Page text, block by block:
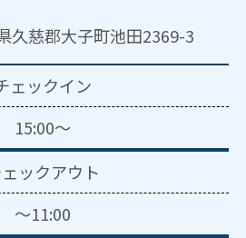
慈郡大子町池田2369-3
ェックイン
15:00～
ックアウト
～11:00